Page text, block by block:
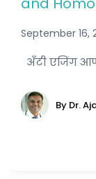
September 16,
अँटी एजिंग
By Dr.